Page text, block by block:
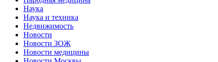
Наука
Наука и техника
Недвижимость
Новости
Новости ЗОЖ
Новости медицины